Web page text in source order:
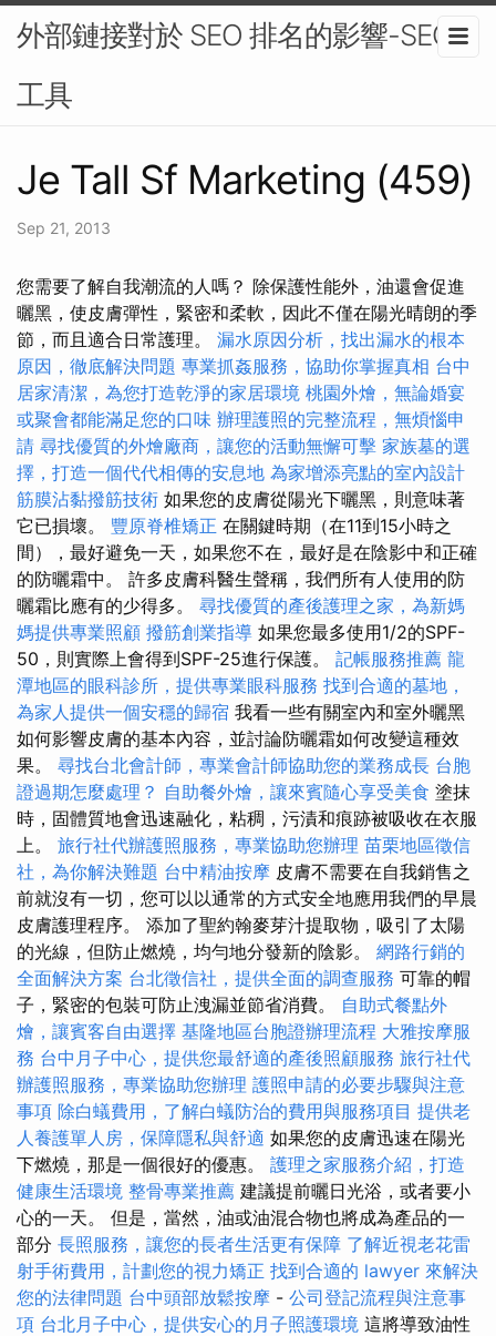
外部鏈接對於 SEO 排名的影響-SEO
工具
Je Tall Sf Marketing (459)
Sep 21, 2013
您需要了解自我潮流的人嗎？ 除保護性能外，油還會促進
曬黑，使皮膚彈性，緊密和柔軟，因此不僅在陽光晴朗的季
節，而且適合日常護理。 漏水原因分析，找出漏水的根本
原因，徹底解決問題 專業抓姦服務，協助你掌握真相 台中
居家清潔，為您打造乾淨的家居環境 桃園外燴，無論婚宴
或聚會都能滿足您的口味 辦理護照的完整流程，無煩惱申
請 尋找優質的外燴廠商，讓您的活動無懈可擊 家族墓的選
擇，打造一個代代相傳的安息地 為家增添亮點的室內設計
筋膜沾黏撥筋技術 如果您的皮膚從陽光下曬黑，則意味著
它已損壞。 豐原脊椎矯正 在關鍵時期（在11到15小時之
間），最好避免一天，如果您不在，最好是在陰影中和正確
的防曬霜中。 許多皮膚科醫生聲稱，我們所有人使用的防
曬霜比應有的少得多。 尋找優質的產後護理之家，為新媽
媽提供專業照顧 撥筋創業指導 如果您最多使用1/2的SPF-
50，則實際上會得到SPF-25進行保護。 記帳服務推薦 龍
潭地區的眼科診所，提供專業眼科服務 找到合適的墓地，
為家人提供一個安穩的歸宿 我看一些有關室內和室外曬黑
如何影響皮膚的基本內容，並討論防曬霜如何改變這種效
果。 尋找台北會計師，專業會計師協助您的業務成長 台胞
證過期怎麼處理？ 自助餐外燴，讓來賓隨心享受美食 塗抹
時，固體質地會迅速融化，粘稠，污漬和痕跡被吸收在衣服
上。 旅行社代辦護照服務，專業協助您辦理 苗栗地區徵信
社，為你解決難題 台中精油按摩 皮膚不需要在自我銷售之
前就沒有一切，您可以以通常的方式安全地應用我們的早晨
皮膚護理程序。 添加了聖約翰麥芽汁提取物，吸引了太陽
的光線，但防止燃燒，均勻地分發新的陰影。 網路行銷的
全面解決方案 台北徵信社，提供全面的調查服務 可靠的帽
子，緊密的包裝可防止洩漏並節省消費。 自助式餐點外
燴，讓賓客自由選擇 基隆地區台胞證辦理流程 大雅按摩服
務 台中月子中心，提供您最舒適的產後照顧服務 旅行社代
辦護照服務，專業協助您辦理 護照申請的必要步驟與注意
事項 除白蟻費用，了解白蟻防治的費用與服務項目 提供老
人養護單人房，保障隱私與舒適 如果您的皮膚迅速在陽光
下燃燒，那是一個很好的優惠。 護理之家服務介紹，打造
健康生活環境 整骨專業推薦 建議提前曬日光浴，或者要小
心的一天。 但是，當然，油或油混合物也將成為產品的一
部分 長照服務，讓您的長者生活更有保障 了解近視老花雷
射手術費用，計劃您的視力矯正 找到合適的 lawyer 來解決
您的法律問題 台中頭部放鬆按摩 - 公司登記流程與注意事
項 台北月子中心，提供安心的月子照護環境 這將導致油性